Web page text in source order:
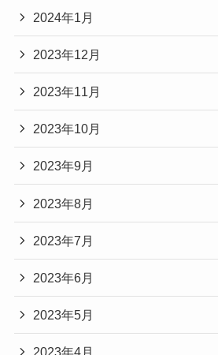
2024年1月
2023年12月
2023年11月
2023年10月
2023年9月
2023年8月
2023年7月
2023年6月
2023年5月
2023年4月